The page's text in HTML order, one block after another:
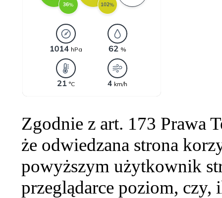
Zgodnie z art. 173 Prawa
że odwiedzana strona
powyższym użytkownik
przeglądarce poziom,